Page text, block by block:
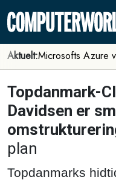
Aktuelt:Microsofts Azure
Topdanmark-
Davidsen er
plan
Topdanmarks